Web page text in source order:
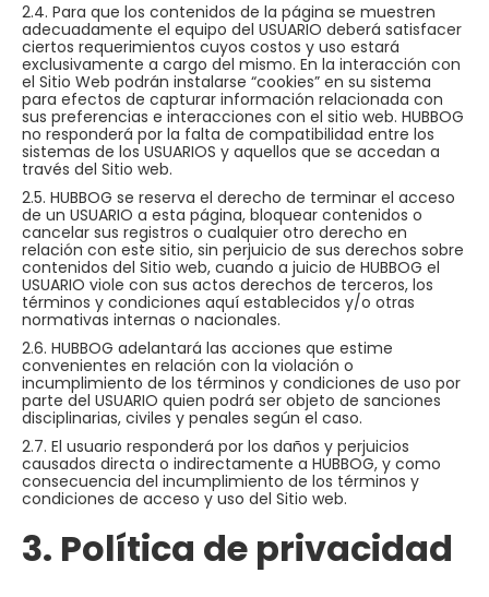
2.4. Para que los contenidos de la página se muestren
adecuadamente el equipo del USUARIO deberá satisfacer
ciertos requerimientos cuyos costos y uso estará
exclusivamente a cargo del mismo. En la interacción con
el Sitio Web podrán instalarse “cookies” en su sistema
para efectos de capturar información relacionada con
sus preferencias e interacciones con el sitio web. HUBBOG
no responderá por la falta de compatibilidad entre los
sistemas de los USUARIOS y aquellos que se accedan a
través del Sitio web.
2.5. HUBBOG se reserva el derecho de terminar el acceso
de un USUARIO a esta página, bloquear contenidos o
cancelar sus registros o cualquier otro derecho en
relación con este sitio, sin perjuicio de sus derechos sobre
contenidos del Sitio web, cuando a juicio de HUBBOG el
USUARIO viole con sus actos derechos de terceros, los
términos y condiciones aquí establecidos y/o otras
normativas internas o nacionales.
2.6. HUBBOG adelantará las acciones que estime
convenientes en relación con la violación o
incumplimiento de los términos y condiciones de uso por
parte del USUARIO quien podrá ser objeto de sanciones
disciplinarias, civiles y penales según el caso.
2.7. El usuario responderá por los daños y perjuicios
causados directa o indirectamente a HUBBOG, y como
consecuencia del incumplimiento de los términos y
condiciones de acceso y uso del Sitio web.
3. Política de privacidad